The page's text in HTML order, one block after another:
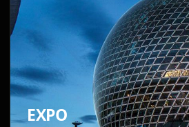
EXPO